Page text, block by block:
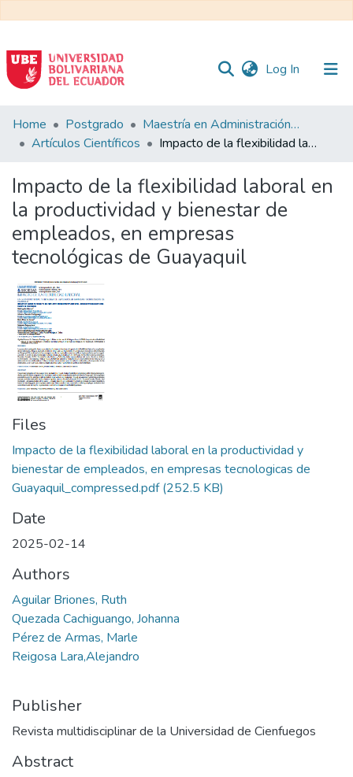
Log In (current)
Communities
&
All of DSpace
Statistics
Home Postgrado
Maestría en Administración y Dirección de Empresas
Artículos Científicos
Impacto de la flexibilidad laboral en la productividad y bienestar de empleados, en empresas tecnológicas de Guayaquil
Impacto de la flexibilidad laboral en
la productividad y bienestar de
empleados, en empresas
tecnológicas de Guayaquil
Files
Impacto de la flexibilidad laboral en la productividad y
bienestar de empleados, en empresas tecnologicas de
Guayaquil_compressed.pdf(252.5 KB)
Date
2025-02-14
Authors
Aguilar Briones, Ruth
Quezada Cachiguango, Johanna
Pérez de Armas, Marle
Reigosa Lara,Alejandro
Publisher
Revista multidisciplinar de la Universidad de Cienfuegos
Abstract